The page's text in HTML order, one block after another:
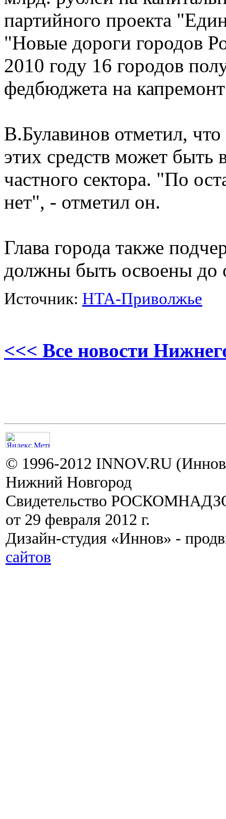
партийного проекта
"Новые дороги городов
2010 году 16 городов
федбюджета на
В.Булавинов отметил,
этих средств может быть
частного сектора. "По
нет", - отметил он.
Глава города также
должны быть освоены до
Источник: НТА-Приволжье
<<< Все новости
© 1996-2012 INNOV.RU
Нижний Новгород
Свидетельство
от 29 февраля 2012 г.
Дизайн-студия «Иннов» -
сайтов